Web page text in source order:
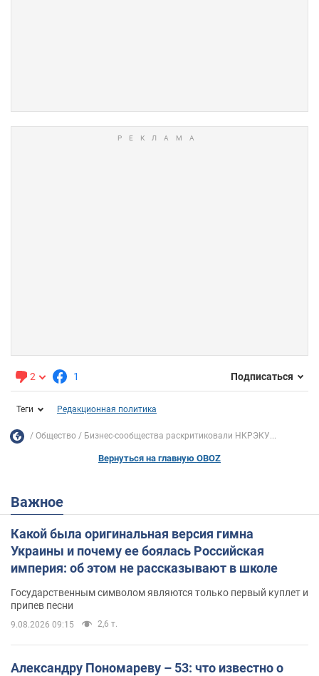
2 1 Подписаться
Теги Редакционная политика
Общество Бизнес-сообщества раскритиковали НКРЭКУ...
Вернуться на главную OBOZ
Важное
Какой была оригинальная версия гимна
Украины и почему ее боялась Российская
империя: об этом не рассказывают в школе
Государственным символом являются только первый куплет и
припев песни
9.08.2026 09:15 2,6 т.
Александру Пономареву – 53: что известно о